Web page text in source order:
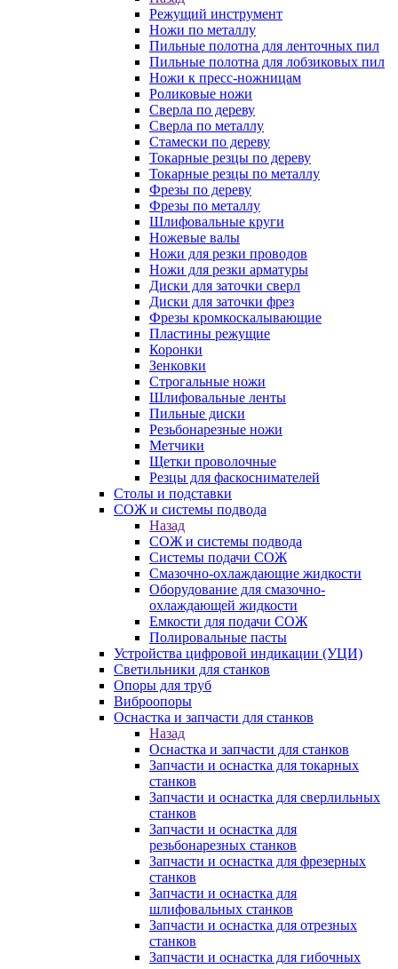
Режущий инструмент
Ножи по металлу
Пильные полотна для ленточных пил
Пильные полотна для лобзиковых пил
Ножи к пресс-ножницам
Роликовые ножи
Сверла по дереву
Сверла по металлу
Стамески по дереву
Токарные резцы по дереву
Токарные резцы по металлу
Фрезы по дереву
Фрезы по металлу
Шлифовальные круги
Ножевые валы
Ножи для резки проводов
Ножи для резки арматуры
Диски для заточки сверл
Диски для заточки фрез
Фрезы кромкоскалывающие
Пластины режущие
Коронки
Зенковки
Строгальные ножи
Шлифовальные ленты
Пильные диски
Резьбонарезные ножи
Метчики
Щетки проволочные
Резцы для фаскоснимателей
Столы и подставки
СОЖ и системы подвода
Назад
СОЖ и системы подвода
Системы подачи СОЖ
Смазочно-охлаждающие жидкости
Оборудование для смазочно-
охлаждающей жидкости
Емкости для подачи СОЖ
Полировальные пасты
Устройства цифровой индикации (УЦИ)
Светильники для станков
Опоры для труб
Виброопоры
Оснастка и запчасти для станков
Назад
Оснастка и запчасти для станков
Запчасти и оснастка для токарных
станков
Запчасти и оснастка для сверлильных
станков
Запчасти и оснастка для
резьбонарезных станков
Запчасти и оснастка для фрезерных
станков
Запчасти и оснастка для
шлифовальных станков
Запчасти и оснастка для отрезных
станков
Запчасти и оснастка для гибочных